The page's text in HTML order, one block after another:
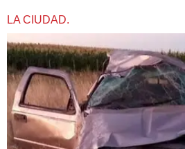
LA CIUDAD.